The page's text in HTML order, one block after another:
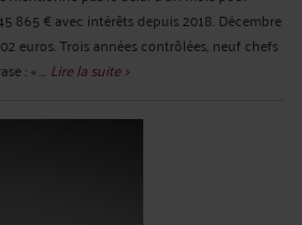
865 € avec intérêts depuis 2018. Décembre
euros. Trois années contrôlées, neuf chefs
: « ... Lire la suite >